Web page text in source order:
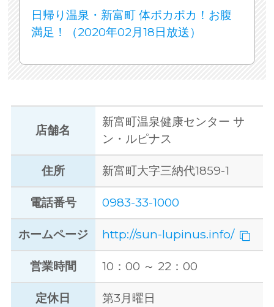
日帰り温泉・新富町 体ポカポカ！お腹
満足！（2020年02月18日放送）
店舗名
新富町温泉健康センター サ
ン・ルピナス
住所 新富町大字三納代1859-1
電話番号 0983-33-1000
ホームページ http://sun-lupinus.info/
営業時間 10：00 ～ 22：00
定休日 第3月曜日